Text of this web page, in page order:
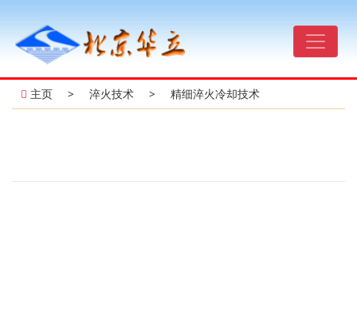
主页 > 淬火技术 > 精细淬火冷却技术